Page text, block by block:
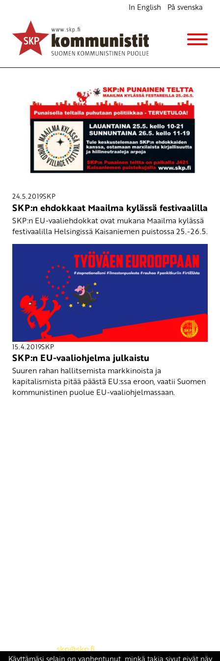
In English På svenska
Eurovaalit 2019
24.5.2019SKP
SKP:n ehdokkaat Maailma kylässä festivaalilla
SKP:n EU-vaaliehdokkat ovat mukana Maailma kylässä
festivaalilla Helsingissä Kaisaniemen puistossa 25.-26.5.
15.4.2019SKP
SKP:n EU-vaaliohjelma julkaistu
Suuren rahan hallitsemista markkinoista ja
kapitalismista pitää päästä EU:ssa eroon, vaatii Suomen
kommunistinen puolue EU-vaaliohjelmassaan.
Sähköposti:skp@skp.fi